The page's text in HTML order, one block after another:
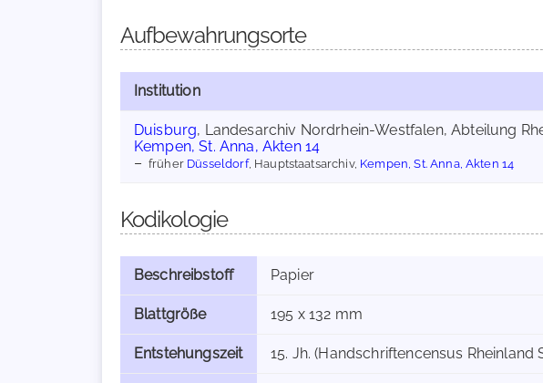
Aufbewahrungsorte
Institution
Duisburg, Landesarchiv Nordrhein-Westfalen, Abteilung
Kempen, St. Anna, Akten 14
früher Düsseldorf, Hauptstaatsarchiv, Kempen, St. Anna, Akten 14
Kodikologie
Beschreibstoff Papier
Blattgröße 195 x 132 mm
Entstehungszeit 15. Jh. (Handschriftencensus Rheinland